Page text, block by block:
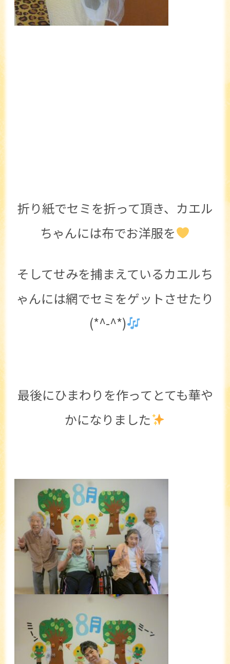
折り紙でセミを折って頂き、カエル
ちゃんには布でお洋服を
そしてせみを捕まえているカエルち
ゃんには網でセミをゲットさせたり
(*^-^*)
最後にひまわりを作ってとても華や
かになりました